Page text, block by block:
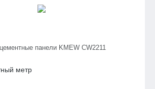
панели KMEW CW2211
метр